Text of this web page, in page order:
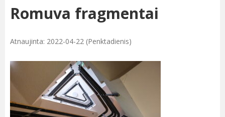
Romuva fragmentai
Atnaujinta: 2022-04-22 (Penktadienis)